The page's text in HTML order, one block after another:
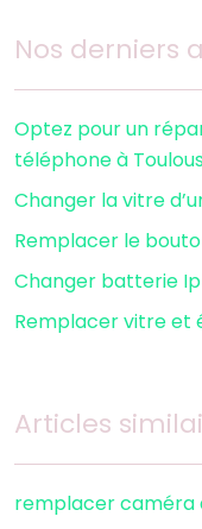
Nos derniers
Optez pour un
téléphone à
Changer la vitre
Remplacer le
Changer batterie
Remplacer vitre et
Articles
remplacer caméra